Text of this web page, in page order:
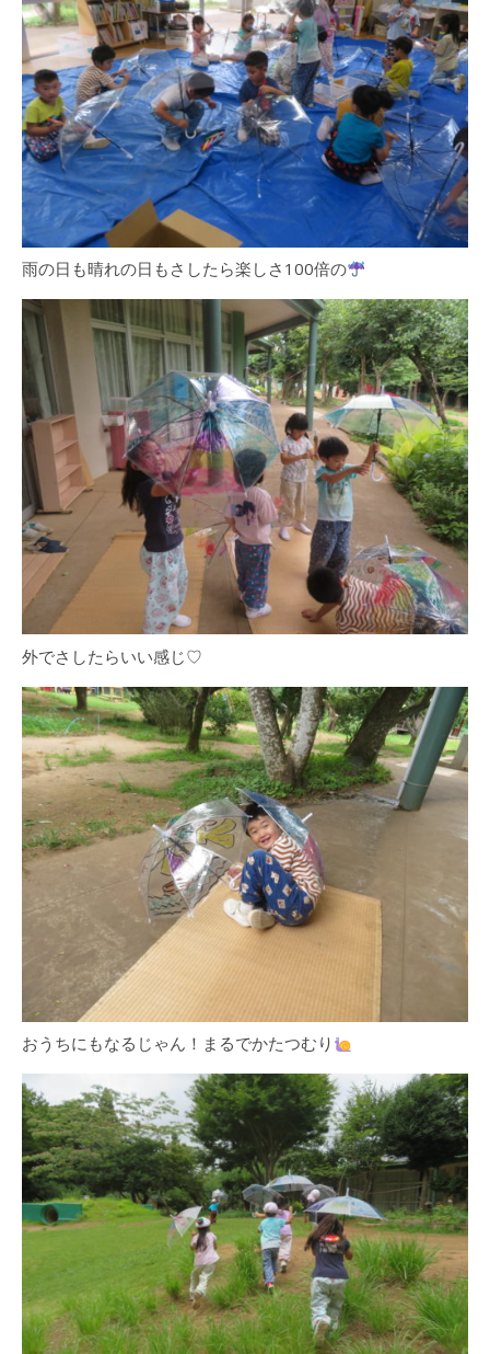
雨の日も晴れの日もさしたら楽しさ100倍の
外でさしたらいい感じ♡
おうちにもなるじゃん！まるでかたつむり